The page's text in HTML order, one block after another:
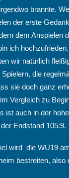
brannte.
der erste
dem Anspielen
ich
wir natürlich
die
sie doch ganz
Vergleich zu
ist auch in der
Endstand 105:9.
wird die WU19
bestreiten, also